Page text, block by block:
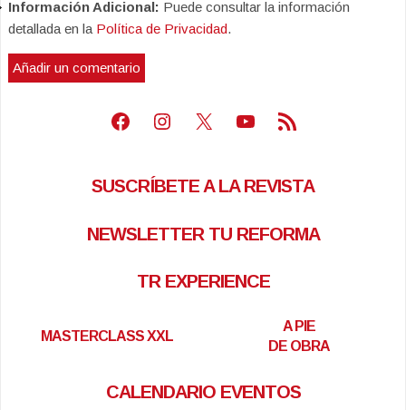
Información Adicional: Puede consultar la información
detallada en la Política de Privacidad.
Facebook
Instagram
X Youtube
Feed RSS
SUSCRÍBETE A LA REVISTA
NEWSLETTER TU REFORMA
TR EXPERIENCE
MASTERCLASS XXL
A PIE
DE OBRA
CALENDARIO EVENTOS